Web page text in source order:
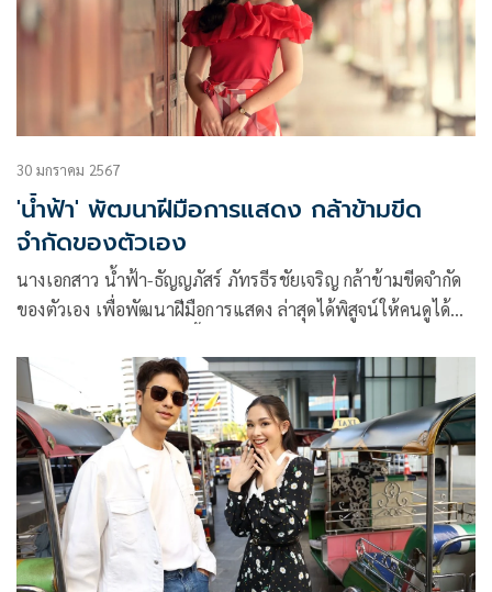
30 มกราคม 2567
'น้ำฟ้า' พัฒนาฝีมือการแสดง กล้าข้ามขีด
จำกัดของตัวเอง
นางเอกสาว น้ำฟ้า-ธัญญภัสร์ ภัทรธีรชัยเจริญ กล้าข้ามขีดจำกัด
ของตัวเอง เพื่อพัฒนาฝีมือการแสดง ล่าสุดได้พิสูจน์ให้คนดูได้
ค่ายเลิฟดราม่า ที่สาวน้ำฟ้า รับบทเป็น สายสมร สวยเสมอ หรือ
มะยม ทำเอาทุกคนร้องว้าวทึ่งกับความทุ่มเต็มที่จ้างร้อยเล่นล้าน
ของนางเอกคนนี้